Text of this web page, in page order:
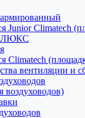
Climatech
ЛЮКС
вентиляции и